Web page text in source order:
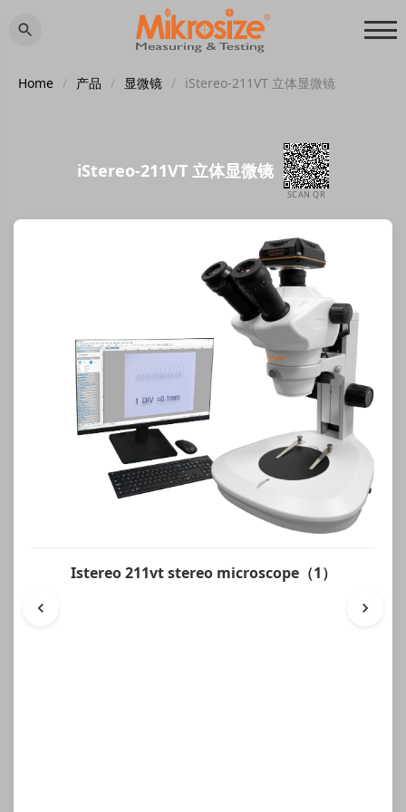
Home / 产品 / 显微镜 / iStereo-211VT 立体显微镜
iStereo-211VT 立体显微镜
SCAN QR
Istereo 211vt stereo microscope（1）